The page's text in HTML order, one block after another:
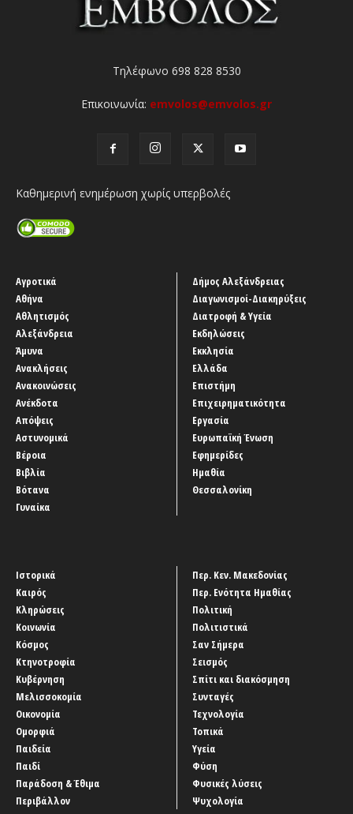
Τηλέφωνο 698 828 8530
Επικοινωνία: emvolos@emvolos.gr
Καθημερινή ενημέρωση χωρίς υπερβολές
Αγροτικά
Αθήνα
Αθλητισμός
Αλεξάνδρεια
Άμυνα
Ανακλήσεις
Ανακοινώσεις
Ανέκδοτα
Απόψεις
Αστυνομικά
Βέροια
Βιβλία
Βότανα
Γυναίκα
Δήμος Αλεξάνδρειας
Διαγωνισμοί-Διακηρύξεις
Διατροφή & Υγεία
Εκδηλώσεις
Εκκλησία
Ελλάδα
Επιστήμη
Επιχειρηματικότητα
Εργασία
Ευρωπαϊκή Ένωση
Εφημερίδες
Ημαθία
Θεσσαλονίκη
Ιστορικά
Καιρός
Κληρώσεις
Κοινωνία
Κόσμος
Κτηνοτροφία
Κυβέρνηση
Μελισσοκομία
Οικονομία
Ομορφιά
Παιδεία
Παιδί
Παράδοση & Έθιμα
Περιβάλλον
Περ. Κεν. Μακεδονίας
Περ. Ενότητα Ημαθίας
Πολιτική
Πολιτιστικά
Σαν Σήμερα
Σεισμός
Σπίτι και διακόσμηση
Συνταγές
Τεχνολογία
Τοπικά
Υγεία
Φύση
Φυσικές λύσεις
Ψυχολογία